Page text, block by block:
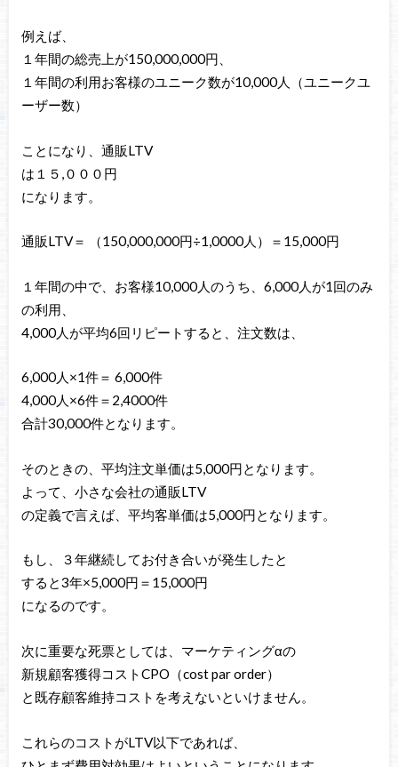
例えば、
１年間の総売上が150,000,000円、
１年間の利用お客様のユニーク数が10,000人（ユニークユ
ーザー数）
ことになり、通販LTV
は１５,０００円
になります。
通販LTV＝ （150,000,000円÷1,0000人）＝15,000円
１年間の中で、お客様10,000人のうち、6,000人が1回のみ
の利用、
4,000人が平均6回リピートすると、注文数は、
6,000人×1件＝ 6,000件
4,000人×6件＝2,4000件
合計30,000件となります。
そのときの、平均注文単価は5,000円となります。
よって、小さな会社の通販LTV
の定義で言えば、平均客単価は5,000円となります。
もし、３年継続してお付き合いが発生したと
すると3年×5,000円＝15,000円
になるのです。
次に重要な死票としては、マーケティングαの
新規顧客獲得コストCPO（cost par order）
と既存顧客維持コストを考えないといけません。
これらのコストがLTV以下であれば、